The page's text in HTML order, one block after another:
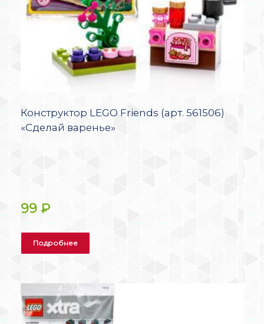
Конструктор LEGO Friends (арт. 561506)
«Сделай варенье»
99 ₽
Подробнее